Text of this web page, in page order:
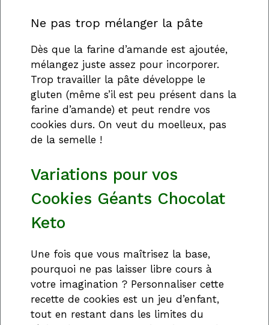
Ne pas trop mélanger la pâte
Dès que la farine d’amande est ajoutée,
mélangez juste assez pour incorporer.
Trop travailler la pâte développe le
gluten (même s’il est peu présent dans la
farine d’amande) et peut rendre vos
cookies durs. On veut du moelleux, pas
de la semelle !
Variations pour vos
Cookies Géants Chocolat
Keto
Une fois que vous maîtrisez la base,
pourquoi ne pas laisser libre cours à
votre imagination ? Personnaliser cette
recette de cookies est un jeu d’enfant,
tout en restant dans les limites du